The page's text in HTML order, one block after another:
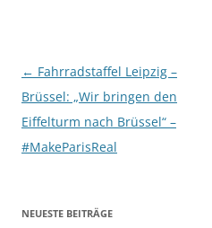
Beitragsnavigation
← Fahrradstaffel Leipzig –
Brüssel: „Wir bringen den
Eiffelturm nach Brüssel“ –
#MakeParisReal
NEUESTE BEITRÄGE